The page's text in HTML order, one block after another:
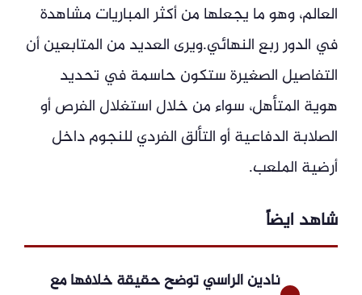
العالم، وهو ما يجعلها من أكثر المباريات مشاهدة
في الدور ربع النهائي.ويرى العديد من المتابعين أن
التفاصيل الصغيرة ستكون حاسمة في تحديد
هوية المتأهل، سواء من خلال استغلال الفرص أو
الصلابة الدفاعية أو التألق الفردي للنجوم داخل
أرضية الملعب.
شاهد ايضاً
نادين الراسي توضح حقيقة خلافها مع